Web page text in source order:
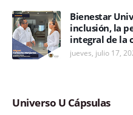
Bienestar
inclusión, la
integral de la
jueves, julio 17,
Universo U Cápsulas